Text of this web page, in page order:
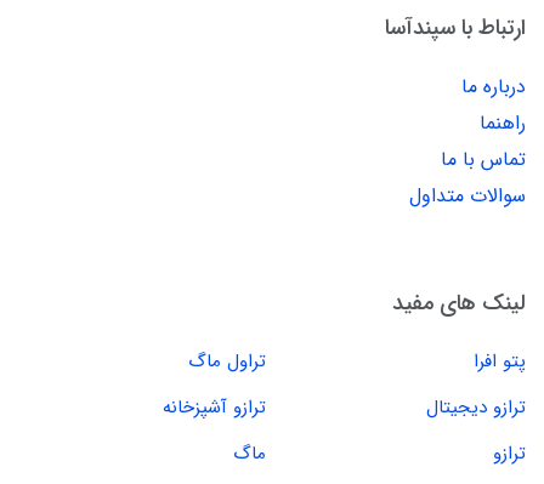
ارتباط با سپندآسا
درباره ما
راهنما
تماس با ما
سوالات متداول
لینک های مفید
پتو افرا
تراول ماگ
ترازو دیجیتال
ترازو آشپزخانه
ترازو
ماگ